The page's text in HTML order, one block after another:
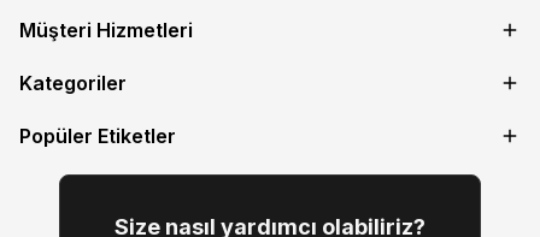
Müşteri Hizmetleri
Kategoriler
Popüler Etiketler
Size nasıl yardımcı olabiliriz?